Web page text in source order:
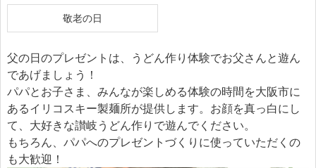
敬老の日
父の日のプレゼントは、うどん作り体験でお父さんと遊ん
であげましょう！
パパとお子さま、みんなが楽しめる体験の時間を大阪市に
あるイリコスキー製麺所が提供します。お顔を真っ白にし
て、大好きな讃岐うどん作りで遊んでください。
もちろん、パパへのプレゼントづくりに使っていただくの
も大歓迎！